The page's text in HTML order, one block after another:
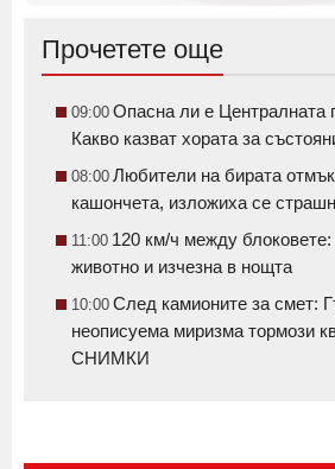
Прочетете още
09:00 Опасна ли е
Какво казват хората за
08:00 Любители на бирата
кашончета, изложиха се
11:00 120 км/ч между блоковете:
животно и изчезна в нощта
10:00 След камионите за смет:
неописуема миризма тормози
СНИМКИ